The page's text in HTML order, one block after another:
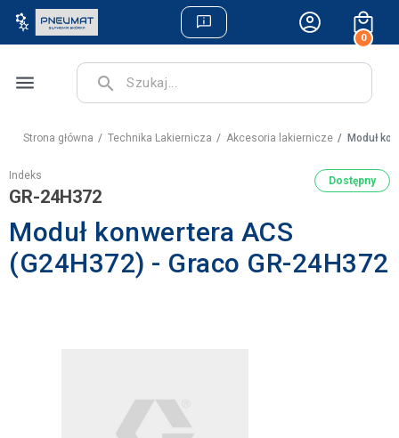
0
menu search
Strona główna Technika Lakiernicza Akcesoria lakiernicze Moduł
Indeks
GR-24H372
Dostępny
Moduł konwertera ACS
(G24H372) - Graco GR-24H372